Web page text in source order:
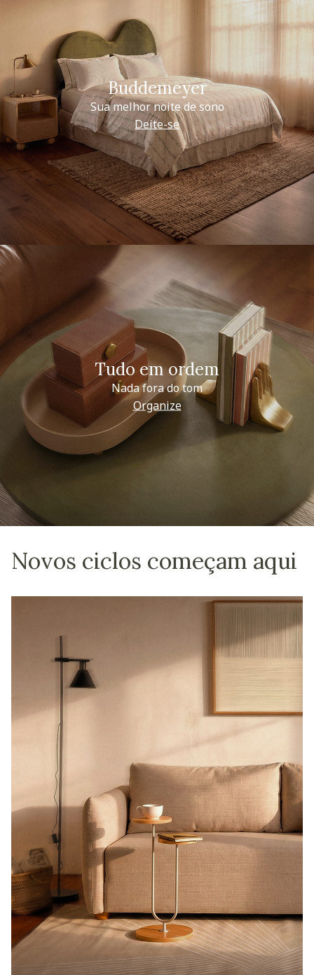
Buddemeyer
Sua melhor noite de sono
Deite-se
Tudo em ordem
Nada fora do tom
Organize
Novos ciclos começam aqui